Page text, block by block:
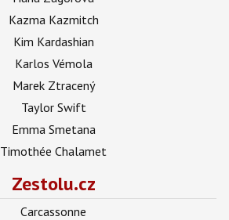
Kazma Kazmitch
Kim Kardashian
Karlos Vémola
Marek Ztracený
Taylor Swift
Emma Smetana
Timothée Chalamet
Zestolu.cz
Carcassonne